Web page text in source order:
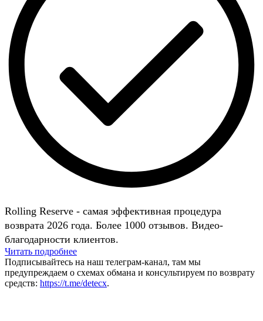
Rolling Reserve - самая эффективная процедура
возврата 2026 года. Более 1000 отзывов. Видео-
благодарности клиентов.
Читать подробнее
Подписывайтесь на наш телеграм-канал, там мы
предупреждаем о схемах обмана и консультируем по возврату
средств: https://t.me/detecx.